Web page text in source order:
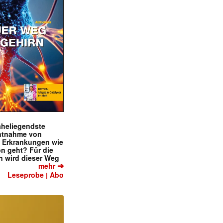
von
wie
geht? Für die
wird dieser Weg
mehr➔
Leseprobe |Abo